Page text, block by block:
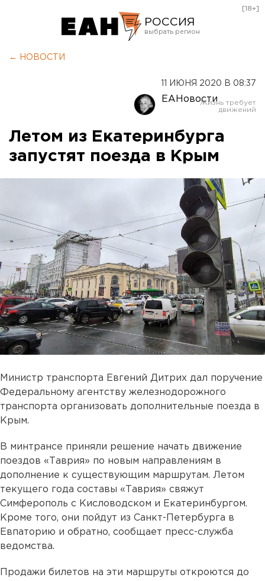
РОССИЯ
Оренбург
[18+]
← НОВОСТИ
11 ИЮНЯ 2020 В 08:37
ЕАНовости
Летом из Екатеринбурга
запустят поезда в Крым
Министр транспорта Евгений Дитрих дал поручение
Федеральному агентству железнодорожного
транспорта организовать дополнительные поезда в
Крым.
В минтрансе приняли решение начать движение
поездов «Таврия» по новым направлениям в
дополнение к существующим маршрутам. Летом
текущего года составы «Таврия» свяжут
Симферополь с Кисловодском и Екатеринбургом.
Кроме того, они пойдут из Санкт-Петербурга в
Евпаторию и обратно, сообщает пресс-служба
ведомства.
Продажи билетов на эти маршруты откроются до